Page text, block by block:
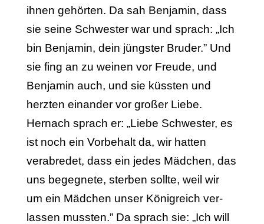
ihnen ge­hörten. Da sah Benjamin, dass
sie seine Schwester war und sprach: „Ich
bin Benjamin, dein jüngster Bruder.” Und
sie fing an zu weinen vor Freude, und
Benjamin auch, und sie küssten und
herzten einander vor großer Liebe.
Hernach sprach er: „Liebe Schwester, es
ist noch ein Vorbehalt da, wir hatten
verabredet, dass ein jedes Mädchen, das
uns begegnete, sterben sollte, weil wir
um ein Mädchen unser Königreich ver­
lassen mussten.” Da sprach sie: „Ich will